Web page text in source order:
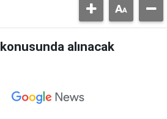
alınacak